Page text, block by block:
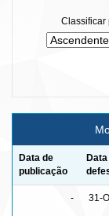
Classificar
Data de
publicação
Data
- 31-